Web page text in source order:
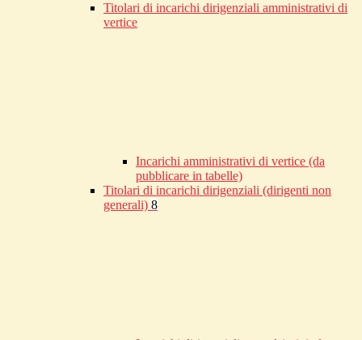
Titolari di incarichi dirigenziali amministrativi di
vertice
Incarichi amministrativi di vertice (da
pubblicare in tabelle)
Titolari di incarichi dirigenziali (dirigenti non
generali) 8